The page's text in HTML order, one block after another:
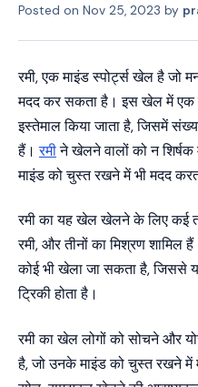
Posted on Nov 25, 2023 by
रमी, एक माइंड स्पोर्ट्स खेल है जो
मदद कर सकता है। इस खेल में एक
इस्तेमाल किया जाता है, जिसमें
हैं।रमीने खेलने वालों को न
माइंड को चुस्त रखने में भी मदद
रमी का यह खेल खेलने के लिए कई
रमी, और तीनों का मिश्रण शामिल
कोई भी खेला जा सकता है, जिससे
ट्रिकी होता है।
रमी का खेल लोगों को सोचने और
है, जो उनके माइंड को चुस्त रखने